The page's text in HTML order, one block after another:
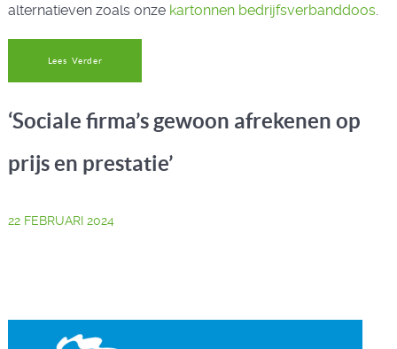
alternatieven zoals onze kartonnen bedrijfsverbanddoos.
Lees Verder
‘Sociale firma’s gewoon afrekenen op
prijs en prestatie’
22 FEBRUARI 2024